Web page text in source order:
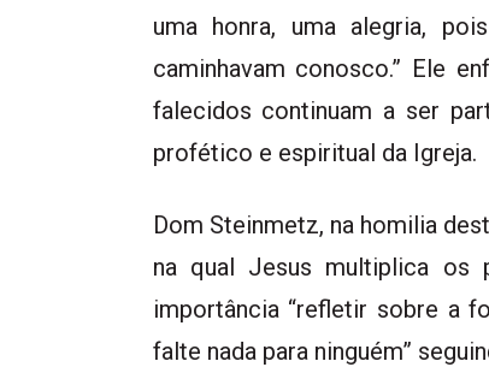
uma honra, uma alegria,
caminhavam conosco.” Ele
falecidos continuam a ser
profético e espiritual da Igreja.
Dom Steinmetz, na homilia
na qual Jesus multiplica os
importância “refletir sobre a
falte nada para ninguém”